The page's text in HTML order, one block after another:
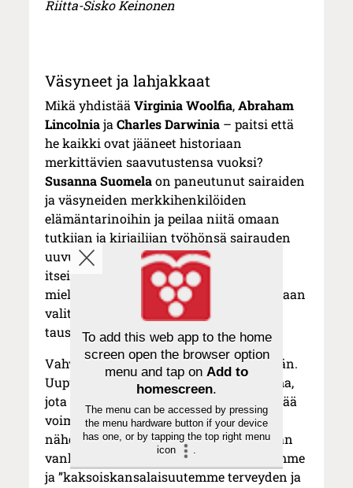
Riitta-Sisko Keinonen
Väsyneet ja lahjakkaat
Mikä yhdistääVirginia Woolfia,Abraham
LincolniajaCharles Darwinia – paitsi että
he kaikki ovat jääneet historiaan
merkittävien saavutustensa vuoksi?
Susanna Suomelaon paneutunut sairaiden
ja väsyneiden merkkihenkilöiden
elämäntarinoihin ja peilaa niitä omaan
tutkijan ja kirjailijan työhönsä sairauden
uuvuttamana. Suomela tarjoilee
itseironisella huumorilla maustettuja
mielenkiintoisia seikkoja henkilögalleriaan
valittujen suurnaisten ja -miesten
taustoista.
Vahvuutta ihaillaan, heikkoutta hävetään.
Uupumus on laiskuutta ja sairaus stigma,
jota piilotellaan. Voisiko heikkous sisältää
voiman lähteen, herkkyyden ja kyvyn
nähdä toisin tai tarkemmin? Viimeistään
vanhuus paljastaa kuitenkin haurautemme
ja ”kaksoiskansalaisuutemme terveyden ja
To add this web app to the home
screen open the browser option
menu and tap on Add to
homescreen.
The menu can be accessed by pressing
the menu hardware button if your device
has one, or by tapping the top right menu
icon
.